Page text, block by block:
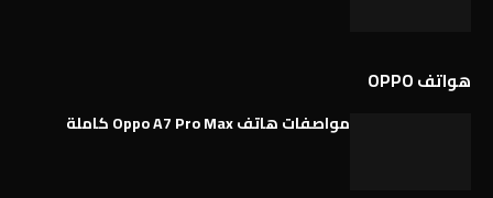
هواتف OPPO
مواصفات هاتف Oppo A7 Pro Max كاملة